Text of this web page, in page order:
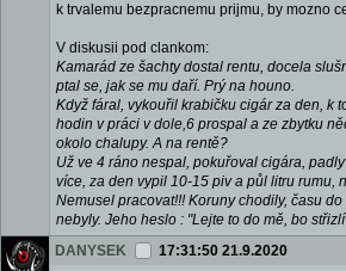
k trvalemu bezpracnemu prijmu, by mozno
V diskusii pod clankom:
Kamarád ze šachty dostal rentu, docela
ptal se, jak se mu daří. Prý na houno.
Když fáral, vykouřil krabičku cigár za den, k
hodin v práci v dole,6 prospal a ze zbytku
okolo chalupy. A na rentě?
Už ve 4 ráno nespal, pokuřoval cigára,
více, za den vypil 10-15 piv a půl litru rumu,
Nemusel pracovat!!! Koruny chodily, času
nebyly. Jeho heslo : "Lejte to do mě, bo
DANYSEK
17:31:50 21.9.2020